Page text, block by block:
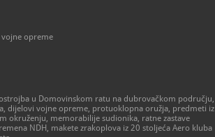
opreme
u Domovinskom ratu na dubrovačkom području,
dijelovi vojne opreme, protuoklopna oružja, predmeti iz
okruženju, memorabilije sudionika, ratne zastave
NDH, makete zrakoplova iz 20 stoljeća Aero kluba